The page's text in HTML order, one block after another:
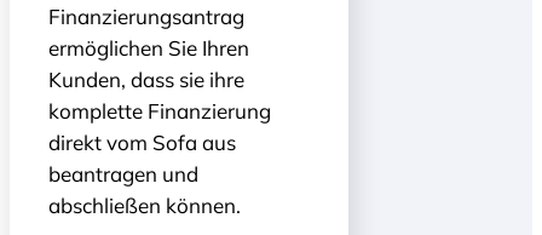
Finanzierungs­antrag
ermöglichen Sie Ihren
Kunden, dass sie ihre
komplette Finanzierung
direkt vom Sofa aus
beantragen und
abschließen können.